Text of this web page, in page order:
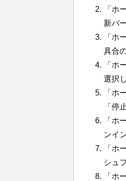
「ホ
新バ
「ホ
具合
「ホ
選択
「ホ
「停
「ホ
ンイ
「ホ
シュ
「ホ